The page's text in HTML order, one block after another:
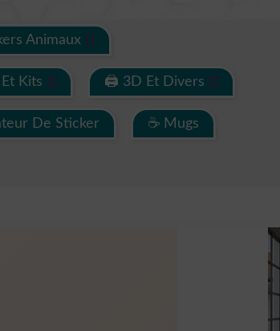
Animaux
Kits 🖨 3D Et Divers
De Sticker ☕ Mugs